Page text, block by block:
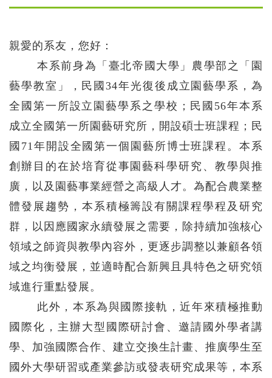
親愛的系友，您好：
本系前身為「臺北帝國大學」農學部之「園
藝學教室」，民國34年光復後成立園藝學系，為
全國第一所設立園藝學系之學校；民國56年本系
成立全國第一所園藝研究所，開設碩士班課程；民
國71年開設全國第一個園藝所博士班課程。本系
創辦目的在於培育從事園藝科學研究、教學與推
廣，以及園藝事業經營之高級人才。為配合農業整
體發展趨勢，本系積極籌設有關課程學程及研究
群，以因應國家永續發展之需要，除持續加強核心
領域之師資與教學內容外，更逐步調整以兼顧各領
域之均衡發展，並適時配合新興且具特色之研究領
域進行重點發展。
此外，本系為與國際接軌，近年來積極推動
國際化，主辦大型國際研討會、邀請國外學者講
學、加強國際合作、建立交換生計畫、推廣學生至
國外大學研習或產業參訪或發表研究成果等，本系